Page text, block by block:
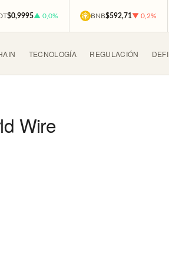
$0,9995▲ 0,0% BNB$592,71▼ 0,2%
TECNOLOGÍA REGULACIÓN DEFI
Wire